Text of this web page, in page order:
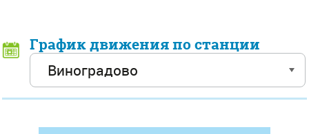
График движения по станции